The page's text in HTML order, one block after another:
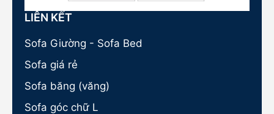
LIÊN KẾT
Sofa Giường - Sofa Bed
Sofa giá rẻ
Sofa băng (văng)
Sofa góc chữ L